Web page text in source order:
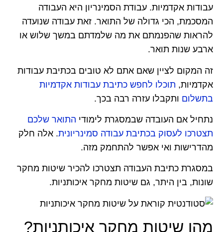
עבודות אקדמיות. עבודת הסמינריון היא העבודה
המסכמת, הכי גדולה של התואר. זאת עבודה שנועדה
להראות שהפנמתם את מה שלמדתם במשך שלוש או
ארבע שנות תואר.
זה המקום לציין שאם אתם לא טובים בכתיבת עבודות
אקדמיות, תוכלו לחפש כתיבת עבודות אקדמיות
בתשלום ותקבלו עזרה רבה בכך.
נתחיל אם העובדה שבמסגרת לימודי התואר שלכם
תצטרכו לעסוק בכתיבת עבודה סמינריונית. אלה חלק
מהדרישות ואי אפשר להתחמק מזה.
במסגרת כתיבת העבודה תצטרכו להכיר שיטות מחקר
שונות, בין היתר, גם שיטות מחקר איכותניות.
מהן שיטות מחקר איכותניות?